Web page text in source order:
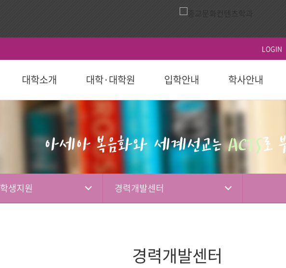
LOGIN
대학소개
교육목표
설립목적
역사
연혁
ACTS비전
장단기발전계획
대학상징 대학기관
규정
학교법인
대학·대학원
대학
학과(2024학년도 이후) 학부(2023학년도 이전)
대학원
일반대학원
선교대학원
국제교육원(AIGS)
입학안내
국제교육원(AIGS)
학사안내
대학
학사일정
등록
성적
학적
국외 학점교류
자격증 및 인증서
연계전공
학부제
대학원
학사일정
등록 및 수강신청
시험 및 성적
학생활동
학생행사
시설이용
식당
편의시설
체육시설
시설대여
생활관
학생지원
학자금대출
장학
사회봉사지원
사제동행
사제동행
FOCUS on ACTS
행사
ACTS 사이버 홍보단
ACTS NEWS
아신TALK
영상
홍보 영상
행사 영상
홍보 책자
대학 요람
홍보 브로셔
소셜미디어 선교소식
후원 안내 후원 현황
학생지원 경력개발센터
경력개발센터